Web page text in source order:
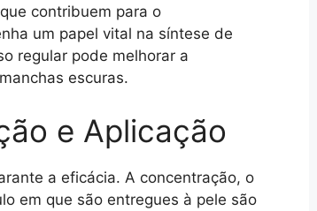
contribuem para o
um papel vital na síntese de
regular pode melhorar a
escuras.
e Aplicação
a eficácia. A concentração, o
em que são entregues à pele são